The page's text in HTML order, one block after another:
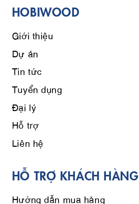
HOBIWOOD
Giới thiệu
Dự án
Tin tức
Tuyển dụng
Đại lý
Hỗ trợ
Liên hệ
HỖ TRỢ KHÁCH HÀNG
Hướng dẫn mua hàng